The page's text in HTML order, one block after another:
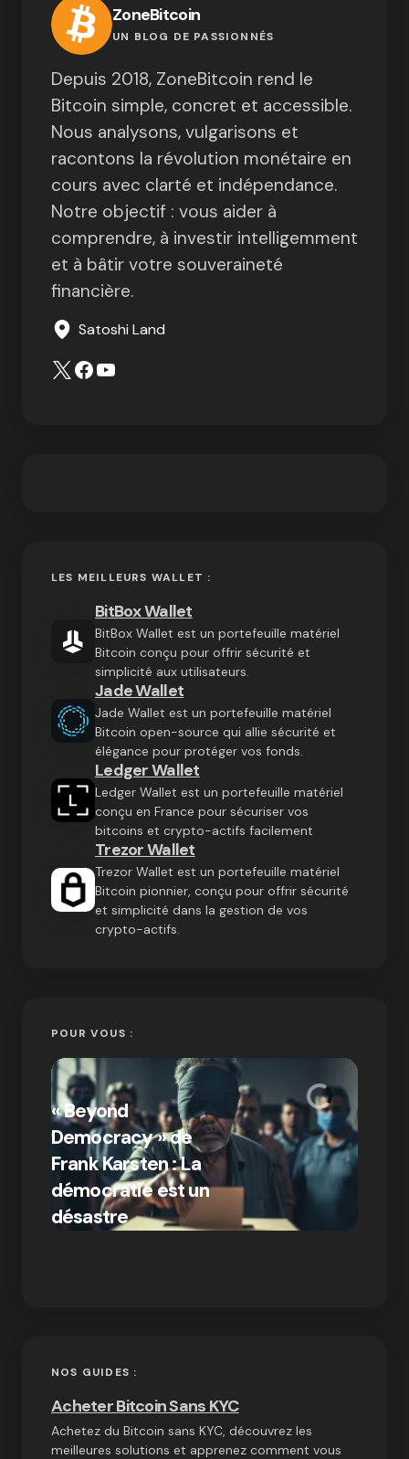
ZoneBitcoin
UN BLOG DE PASSIONNÉS
Depuis 2018, ZoneBitcoin rend le
Bitcoin simple, concret et accessible.
Nous analysons, vulgarisons et
racontons la révolution monétaire en
cours avec clarté et indépendance.
Notre objectif : vous aider à
comprendre, à investir intelligemment
et à bâtir votre souveraineté
financière.
Satoshi Land
LES MEILLEURS WALLET :
BitBox Wallet
BitBox Wallet est un portefeuille matériel
Bitcoin conçu pour offrir sécurité et
simplicité aux utilisateurs.
Jade Wallet
Jade Wallet est un portefeuille matériel
Bitcoin open-source qui allie sécurité et
élégance pour protéger vos fonds.
Ledger Wallet
Ledger Wallet est un portefeuille matériel
conçu en France pour sécuriser vos
bitcoins et crypto-actifs facilement
Trezor Wallet
Trezor Wallet est un portefeuille matériel
Bitcoin pionnier, conçu pour offrir sécurité
et simplicité dans la gestion de vos
crypto-actifs.
POUR VOUS :
« Beyond
Democracy » de
Frank Karsten : La
démocratie est un
désastre
par Ines Aissani
on 03/10/2024
NOS GUIDES :
Acheter Bitcoin Sans KYC
Achetez du Bitcoin sans KYC, découvrez les
meilleures solutions et apprenez comment vous